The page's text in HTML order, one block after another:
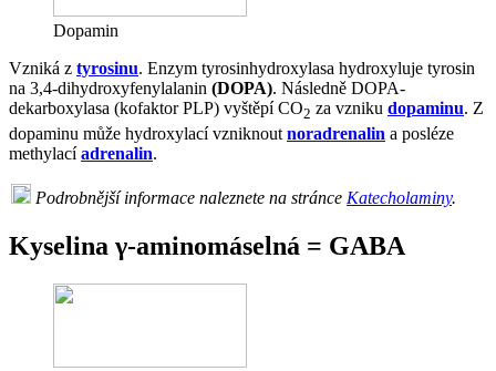
Dopamin
Vzniká z tyrosinu. Enzym tyrosinhydroxylasa hydroxyluje tyrosin
na 3,4-dihydroxyfenylalanin (DOPA). Následně DOPA-
dekarboxylasa (kofaktor PLP) vyštěpí CO2 za vzniku dopaminu. Z
dopaminu může hydroxylací vzniknout noradrenalin a posléze
methylacíadrenalin.
Podrobnější informace naleznete na stránce Katecholaminy.
Kyselina γ-aminomáselná = GABA